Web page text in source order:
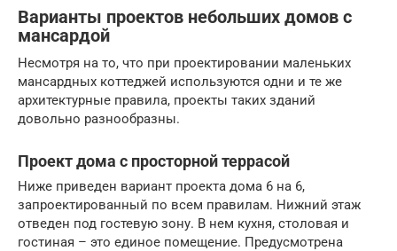
Варианты проектов небольших домов с
мансардой
Несмотря на то, что при проектировании маленьких
мансардных коттеджей используются одни и те же
архитектурные правила, проекты таких зданий
довольно разнообразны.
Проект дома с просторной террасой
Ниже приведен вариант проекта дома 6 на 6,
запроектированный по всем правилам. Нижний этаж
отведен под гостевую зону. В нем кухня, столовая и
гостиная – это единое помещение. Предусмотрена